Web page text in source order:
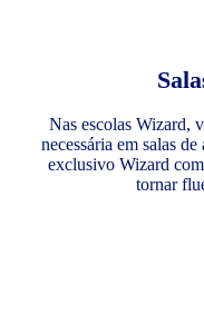
Nas escolas Wizard,
necessária em salas
exclusivo Wizard
tornar